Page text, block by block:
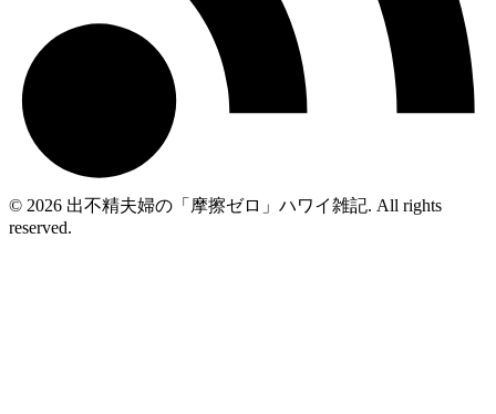
© 2026 出不精夫婦の「摩擦ゼロ」ハワイ雑記. All rights
reserved.